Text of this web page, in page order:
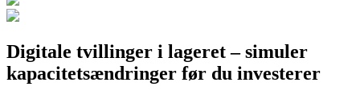
Digitale tvillinger i lageret – simuler
kapacitetsændringer før du investerer